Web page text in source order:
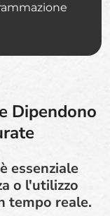
Dipendono
essenziale
o l'utilizzo
tempo reale.